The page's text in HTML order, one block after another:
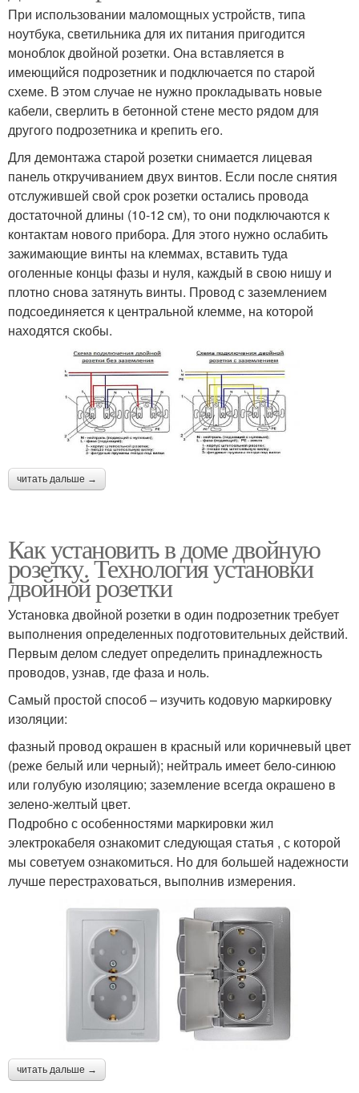
При использовании маломощных устройств, типа
ноутбука, светильника для их питания пригодится
моноблок двойной розетки. Она вставляется в
имеющийся подрозетник и подключается по старой
схеме. В этом случае не нужно прокладывать новые
кабели, сверлить в бетонной стене место рядом для
другого подрозетника и крепить его.
Для демонтажа старой розетки снимается лицевая
панель откручиванием двух винтов. Если после снятия
отслужившей свой срок розетки остались провода
достаточной длины (10-12 см), то они подключаются к
контактам нового прибора. Для этого нужно ослабить
зажимающие винты на клеммах, вставить туда
оголенные концы фазы и нуля, каждый в свою нишу и
плотно снова затянуть винты. Провод с заземлением
подсоединяется к центральной клемме, на которой
находятся скобы.
читать дальше →
Как установить в доме двойную
розетку. Технология установки
двойной розетки
Установка двойной розетки в один подрозетник требует
выполнения определенных подготовительных действий.
Первым делом следует определить принадлежность
проводов, узнав, где фаза и ноль.
Самый простой способ – изучить кодовую маркировку
изоляции:
фазный провод окрашен в красный или коричневый цвет
(реже белый или черный); нейтраль имеет бело-синюю
или голубую изоляцию; заземление всегда окрашено в
зелено-желтый цвет.
Подробно с особенностями маркировки жил
электрокабеля ознакомит следующая статья , с которой
мы советуем ознакомиться. Но для большей надежности
лучше перестраховаться, выполнив измерения.
читать дальше →